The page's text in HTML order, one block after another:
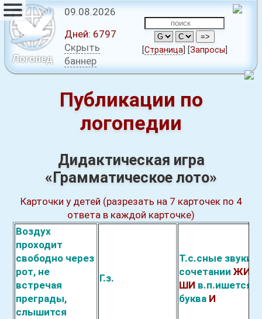
Логопед
09.08.2026
Дней: 6797
Скрыть
баннер
[Страница [Запросы
Публикации по
логопедии
Дидактическая игра
«Грамматическое лото»
Карточки у детей (разрезать на 7 карточекпо 4
ответа в каждой карточке)
Воздух
проходит
свободно через
рот, не
встречая
преграды,
слышится
Г.з.
Т.с.сные звуки,
сочетанииЖИ,
ШИ в.п.ишется
буква И